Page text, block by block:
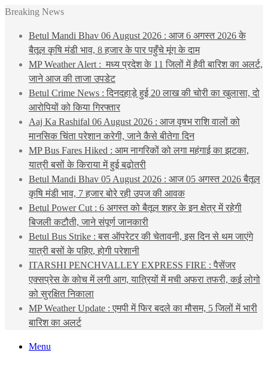
Breaking News
Betul Mandi Bhav 06 August 2026 : आज 6 अगस्त 2026 के
बैतूल कृषि मंडी भाव, 8 हजार के पार पहुँचे मूंग के दाम
MP Weather Alert : मध्य प्रदेश के 11 जिलों में हैवी बारिश का अलर्ट,
जाने आज की ताजा उपडेट
Betul Crime News : दिनदहाड़े हुई 20 लाख की चोरी का खुलासा, दो
आरोपियों को किया गिरफ्तार
Aaj Ka Rashifal 06 August 2026 : आज वृषभ राशि वालों को
मानसिक चिंता परेशान करेगी, जाने कैसे बीतेगा दिन
MP Bus Fares Hiked : आम नागरिकों को लगा महंगाई का झटका,
यात्री बसों के किराया में हुई बढ़ोतरी
Betul Mandi Bhav 05 August 2026 : आज 05 अगस्त 2026 बैतूल
कृषि मंडी भाव, 7 हजार बोरे रही उपज की आवक
Betul Power Cut : 6 अगस्त को बैतूल शहर के इन क्षेत्र में रहेगी
बिजली कटौती, जाने संपूर्ण जानकारी
Betul Bus Strike : बस ऑपरेटर की चेतावनी, इस दिन से थम जाएंगे
यात्री बसों के पहिए, होगी परेशानी
ITARSHI PENCHVALLEY EXPRESS FIRE : पैसेंजर
एक्सप्रेस के कोच में लगी आग, यात्रियों में मची अफरा तफरी, कई लोगो
को सुरक्षित निकाला
MP Weather Update : एमपी में फिर बदले का मौसम, 5 जिलों में भारी
बारिश का अलर्ट
Menu